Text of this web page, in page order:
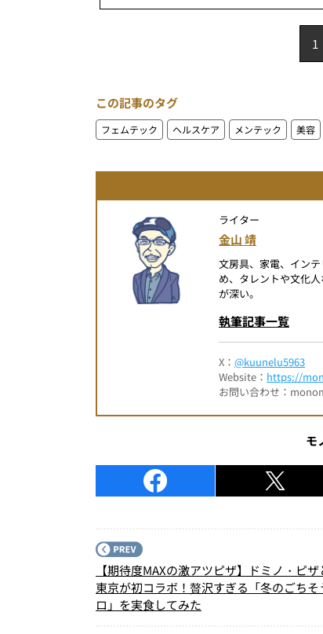
1
この記事のタグ
フェムテック ヘルスケア メンテック 美容
ライター
金山 靖
文房具、家電、イン
め、タレントや文化
が深い。
執筆記事一覧
X： @kuunelu5963
Website： https://
お問い合わせ：
モ
【期待度MAXの激アツピザ】ドミノ・ピ
東京が初コラボ！贅沢すぎる「冬のごちそ
ロ」を実食してみた